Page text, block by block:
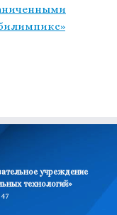
учреждение
технологий»